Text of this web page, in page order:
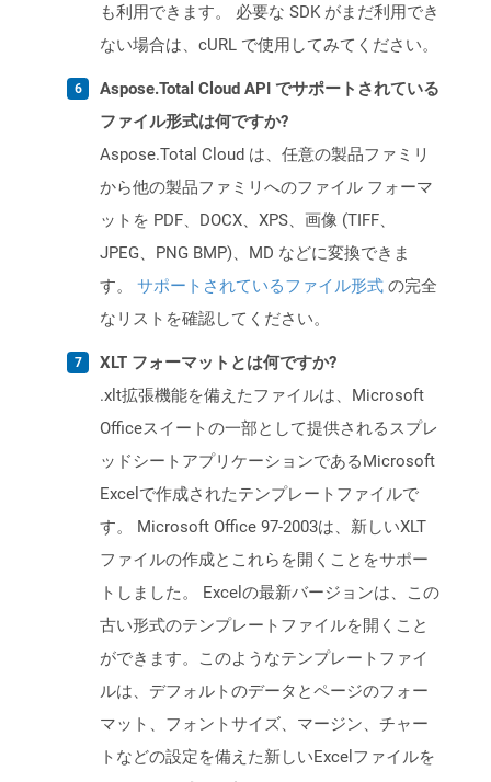
も利用できます。 必要な SDK がまだ利用でき
ない場合は、cURL で使用してみてください。
Aspose.Total Cloud API でサポートされている
ファイル形式は何ですか?
Aspose.Total Cloud は、任意の製品ファミリ
から他の製品ファミリへのファイル フォーマ
ットを PDF、DOCX、XPS、画像 (TIFF、
JPEG、PNG BMP)、MD などに変換できま
す。 サポートされているファイル形式 の完全
なリストを確認してください。
XLT フォーマットとは何ですか?
.xlt拡張機能を備えたファイルは、Microsoft
Officeスイートの一部として提供されるスプレ
ッドシートアプリケーションであるMicrosoft
Excelで作成されたテンプレートファイルで
す。 Microsoft Office 97-2003は、新しいXLT
ファイルの作成とこれらを開くことをサポー
トしました。 Excelの最新バージョンは、この
古い形式のテンプレートファイルを開くこと
ができます。このようなテンプレートファイ
ルは、デフォルトのデータとページのフォー
マット、フォントサイズ、マージン、チャー
トなどの設定を備えた新しいExcelファイルを